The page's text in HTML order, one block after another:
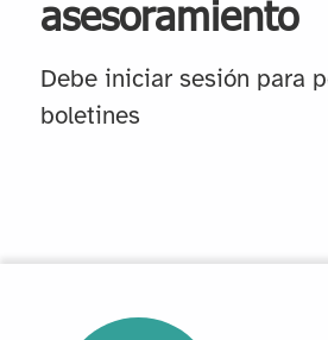
asesoramiento
Debe iniciar sesión para
boletines